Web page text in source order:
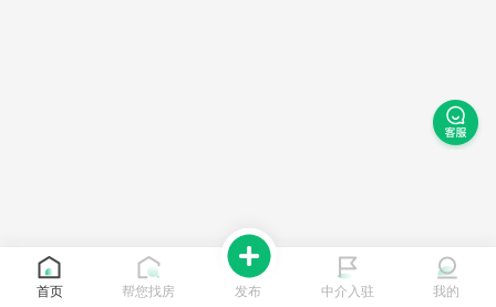
首页 帮您找房 发布 中介入驻 我的